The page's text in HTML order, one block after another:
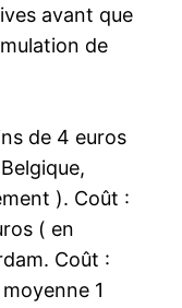
avant que
de
de 4 euros
). Coût :
( en
Coût :
1